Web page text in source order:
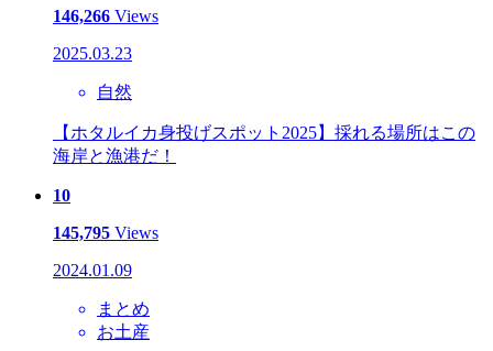
146,266 Views
2025.03.23
自然
【ホタルイカ身投げスポット2025】採れる場所はこの
海岸と漁港だ！
10
145,795 Views
2024.01.09
まとめ
お土産